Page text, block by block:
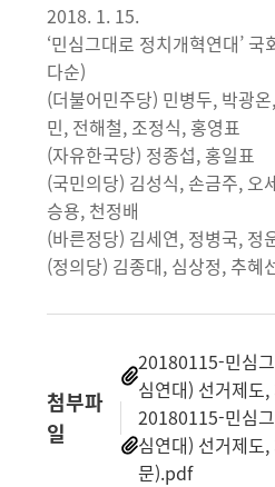
2018. 1. 15.
‘민심그대로 정치개혁연대’
다순)
(더불어민주당) 민병두, 박광
민, 전해철, 조정식, 홍영표
(자유한국당) 정종섭, 홍일표
(국민의당) 김성식, 손금주, 오
승용, 천정배
(바른정당) 김세연, 정병국, 정
(정의당) 김종대, 심상정, 추혜
첨부파
일
20180115-민심
심연대) 선거제도
20180115-민심
심연대) 선거제도
문).pdf